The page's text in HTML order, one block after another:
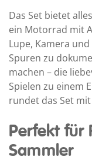
Das Set bietet
ein Motorrad mit
Lupe, Kamera
Spuren zu
machen – die
Spielen zu einem
rundet das Set
Perfekt für
Sammler